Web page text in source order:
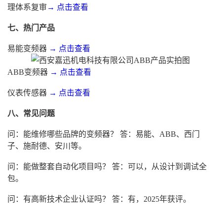
理体系复审 → 点击查看
七、热门产品
易能变频器 → 点击查看
ABB变频器 → 点击查看
仪表传感器 → 点击查看
八、常见问题
问：能维修哪些品牌的变频器？ 答：易能、ABB、西门
子、施耐德、安川等。
问：能做整套自动化项目吗？ 答：可以，从设计到调试全
包。
问：有高新技术企业认证吗？ 答：有，2025年获评。